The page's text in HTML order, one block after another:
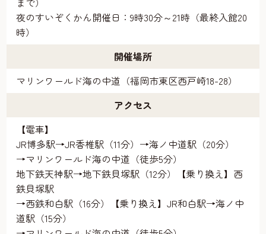
夜のすいぞくかん開催日：9時30分～21時（最終入館20
時）
開催場所
マリンワールド海の中道（福岡市東区西戸崎18-28）
アクセス
【電車】
JR博多駅→JR香椎駅（11分）→海ノ中道駅（20分）
→マリンワールド海の中道（徒歩5分）
地下鉄天神駅→地下鉄貝塚駅（12分）【乗り換え】西
鉄貝塚駅
→西鉄和白駅（16分）【乗り換え】JR和白駅→海ノ中
道駅（15分）